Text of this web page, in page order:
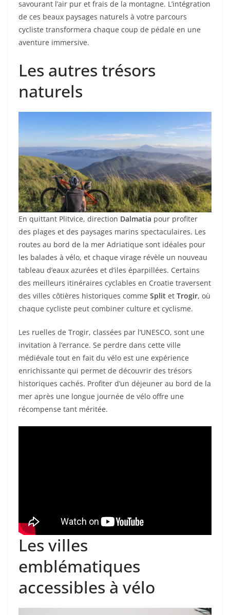
savourant l’air pur et frais de la montagne. L’intégration
de ces beaux paysages naturels à votre parcours
cycliste transformera chaque coup de pédale en une
aventure immersive.
Les autres trésors
naturels
En quittant Plitvice, direction Dalmatia pour profiter
des plages et des paysages marins spectaculaires. Les
routes au bord de la mer Adriatique sont idéales pour
les balades à vélo, et chaque virage révèle un nouveau
tableau d’eaux azurées et d’iles éparpillées. Certains
des meilleurs itinéraires cyclables en Croatie traversent
des villes côtières historiques comme Split et Trogir, où
chaque cycliste peut combiner culture et cyclisme.
Les ruelles de Trogir, classées par l’UNESCO, sont une
invitation à l’errance. Se perdre dans cette ville
médiévale tout en fait du vélo est une expérience
enrichissante qui permet de découvrir des trésors
historiques cachés. Profiter d’un déjeuner au bord de la
mer après une longue journée de vélo offre une
récompense tant méritée.
Les villes
emblématiques
accessibles à vélo